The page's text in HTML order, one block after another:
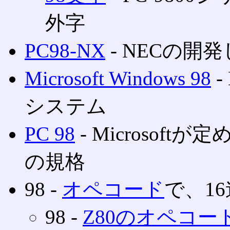
外字
PC98-NX ‐ NECの開
Microsoft Windows 98
システム
PC 98 ‐ Microsoftが定
の規格
98 ‐ オペコードで、
98 ‐ Z80のオペコー